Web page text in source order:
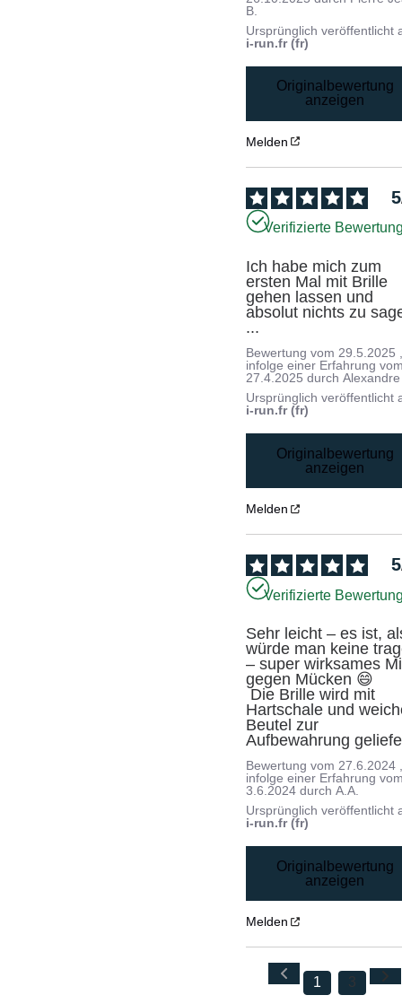
B.
Ursprünglich veröffentlicht
i-run.fr (fr)
Originalbewertung
anzeigen
Melden
5
Verifizierte
Ich habe mich zum
ersten Mal mit Brille
gehen lassen und
absolut nichts zu
...
Bewertung vom 29.5.2025
infolge einer Erfahrung
27.4.2025 durch
Ursprünglich veröffentlicht
i-run.fr (fr)
Originalbewertung
anzeigen
Melden
5
Verifizierte
Sehr leicht – es ist,
würde man keine
– super wirksames
gegen Mücken 😄
Hartschale und
Beutel zur
Aufbewahrung
Bewertung vom27.6.2024
infolge einer Erfahrung
3.6.2024 durchA.A.
Ursprünglich veröffentlicht
i-run.fr (fr)
Originalbewertung
anzeigen
Melden
1 3